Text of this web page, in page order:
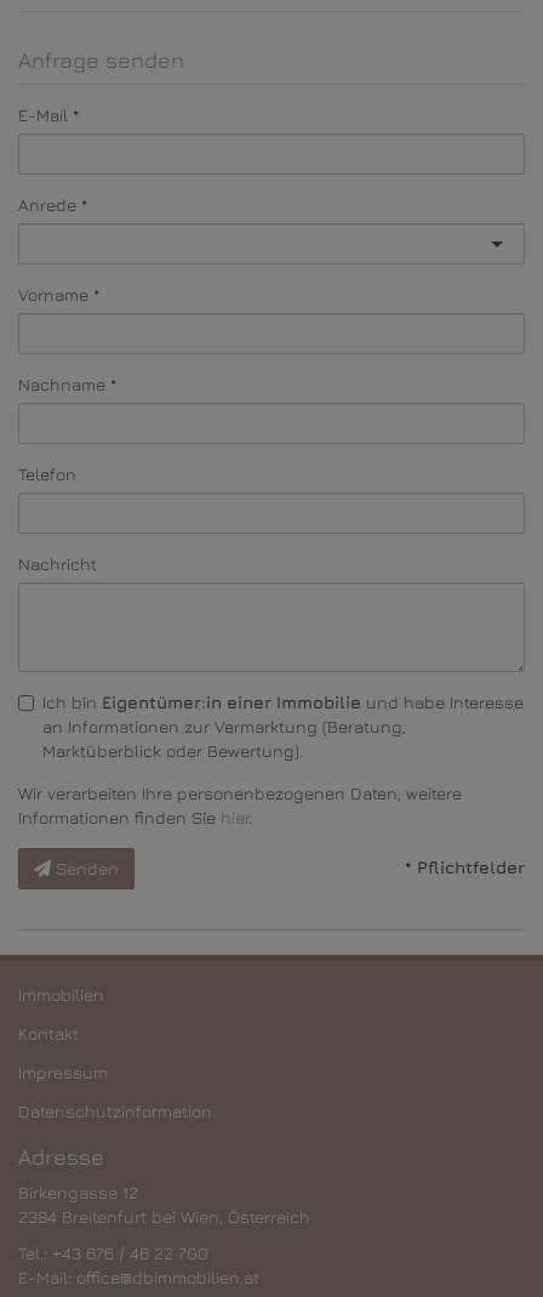
Anfrage senden
E-Mail
Anrede
Vorname
Nachname
Telefon
Nachricht
Ich bin Eigentümer:in einer Immobilie und habe Interesse
an Informationen zur Vermarktung (Beratung,
Marktüberblick oder Bewertung).
Wir verarbeiten Ihre personenbezogenen Daten, weitere
Informationen finden Sie hier.
Senden * Pflichtfelder
Immobilien
Kontakt
Impressum
Datenschutzinformation
Adresse
Birkengasse 12
2384 Breitenfurt bei Wien, Österreich
Tel.: +43 676 / 46 22 700
E-Mail: office@dbimmobilien.at